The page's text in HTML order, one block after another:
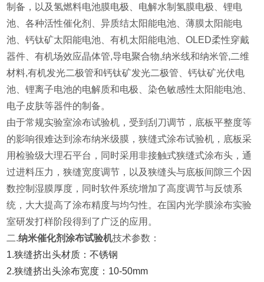
制备，以及氢燃料电池膜电极、电解水制氢膜电极、锂电
池、各种活性催化剂、异质结太阳能电池、薄膜太阳能电
池、钙钛矿太阳能电池、有机太阳能电池、OLED柔性穿戴
器件、有机场效应晶体管,导电聚合物,纳米线和纳米管,二维
材料,有机发光二极管和钙钛矿发光二极管、钙钛矿光伏电
池、锂离子电池的电解质和电极、染色敏感性太阳能电池、
电子皮肤等器件的制备。
由于常规实验室涂布试验机，受到刮刀调节，底板平整度等
的影响很难达到涂布纳米级膜，狭缝式涂布试验机，底板采
用检验级大理石平台，同时采用非接触式狭缝式涂布头，通
过进料压力，狭缝宽度调节，以及狭缝头与底板间隙三个因
数控制湿膜厚度，同时软件系统增加了高度调节与反馈系
统，大大提高了涂布精度与均匀性。在国内光学膜涂布实验
室研发打样阶段得到了广泛的应用。
二.纳米催化剂涂布试验机技术参数：
1.狭缝挤出头材质：不锈钢
2.狭缝挤出头涂布宽度：10-50mm